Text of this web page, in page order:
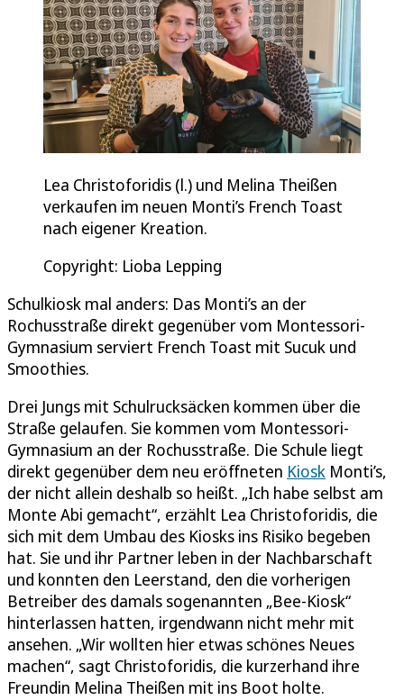
Lea Christoforidis (l.) und Melina Theißen
verkaufen im neuen Monti’s French Toast
nach eigener Kreation.
Copyright: Lioba Lepping
Schulkiosk mal anders: Das Monti’s an der
Rochusstraße direkt gegenüber vom Montessori-
Gymnasium serviert French Toast mit Sucuk und
Smoothies.
Drei Jungs mit Schulrucksäcken kommen über die
Straße gelaufen. Sie kommen vom Montessori-
Gymnasium an der Rochusstraße. Die Schule liegt
direkt gegenüber dem neu eröffneten Kiosk Monti’s,
der nicht allein deshalb so heißt. „Ich habe selbst am
Monte Abi gemacht“, erzählt Lea Christoforidis, die
sich mit dem Umbau des Kiosks ins Risiko begeben
hat. Sie und ihr Partner leben in der Nachbarschaft
und konnten den Leerstand, den die vorherigen
Betreiber des damals sogenannten „Bee-Kiosk“
hinterlassen hatten, irgendwann nicht mehr mit
ansehen. „Wir wollten hier etwas schönes Neues
machen“, sagt Christoforidis, die kurzerhand ihre
Freundin Melina Theißen mit ins Boot holte.